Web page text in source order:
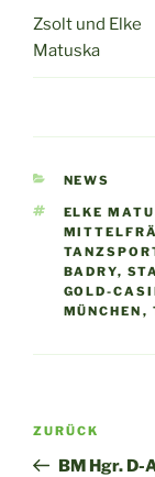
Zsolt und Elke
Matuska
NEWS
ELKE
BADRY,
GOLD-
MÜNCHEN ,
Vorheriger
Beitrag
ZURÜCK
BM Hgr. D-